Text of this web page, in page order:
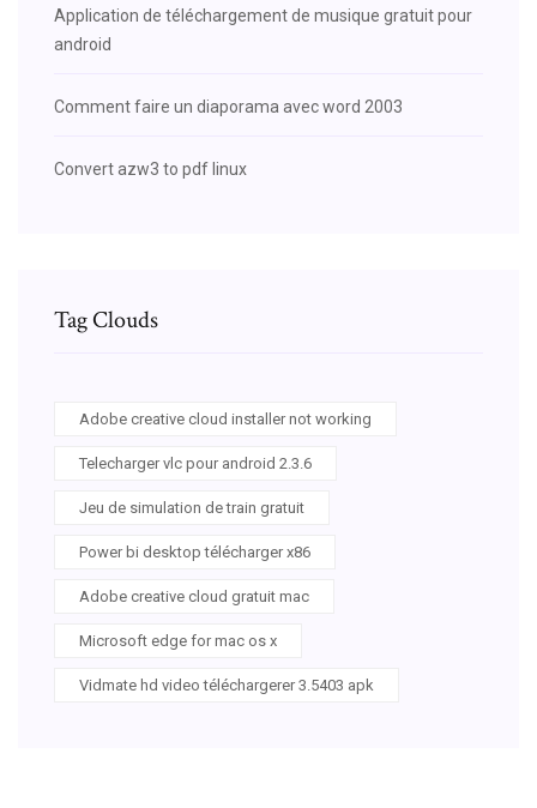
Application de téléchargement de musique gratuit pour
android
Comment faire un diaporama avec word 2003
Convert azw3 to pdf linux
Tag Clouds
Adobe creative cloud installer not working
Telecharger vlc pour android 2.3.6
Jeu de simulation de train gratuit
Power bi desktop télécharger x86
Adobe creative cloud gratuit mac
Microsoft edge for mac os x
Vidmate hd video téléchargerer 3.5403 apk